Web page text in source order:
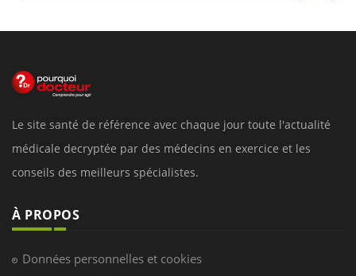
Le site santé de référence avec chaque jour toute l'actualité
médicale decryptée par des médecins en exercice et les
conseils des meilleurs spécialistes.
À PROPOS
Données personnelles et cookies